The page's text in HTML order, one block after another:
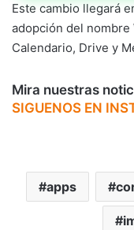
Este cambio llegará
adopción del nombre
Calendario, Drive y
Mira nuestras
SIGUENOS EN
apps